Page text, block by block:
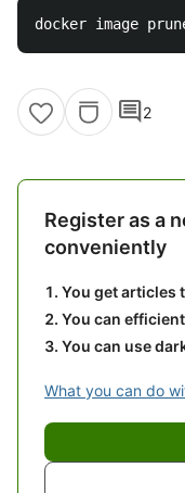
comment2
Register as a
conveniently
You get articles
You can
You can use
What you can do